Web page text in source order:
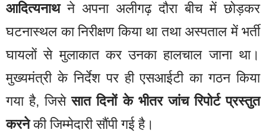
आदित्यनाथने अपना अलीगढ़ दौरा बीच में छोड़कर
घटनास्थल का निरीक्षण किया था तथा अस्पताल में भर्ती
घायलों से मुलाकात कर उनका हालचाल जाना था।
मुख्यमंत्री के निर्देश पर ही एसआईटी का गठन किया
गया है, जिसेसात दिनों के भीतर जांच रिपोर्ट प्रस्तुत
करनेकी जिम्मेदारी सौंपी गई है।